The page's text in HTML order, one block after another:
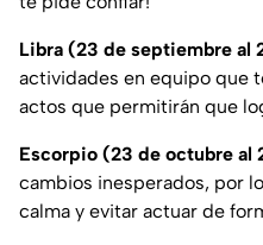
Libra (23 de septiembre al
actividades en equipo que
actos que permitirán que
Escorpio (23 de octubre al
cambios inesperados, por
calma y evitar actuar de